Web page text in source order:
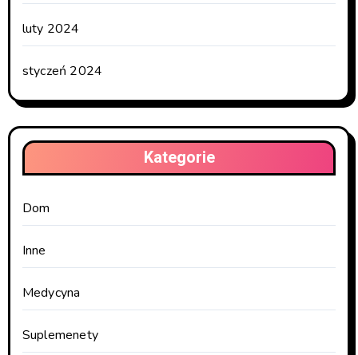
luty 2024
styczeń 2024
Kategorie
Dom
Inne
Medycyna
Suplemenety